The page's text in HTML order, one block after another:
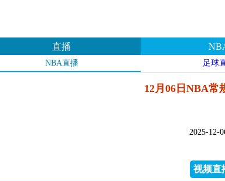
直播
NBA直播 足球
12月06日NBA常
2025-12-
视频直